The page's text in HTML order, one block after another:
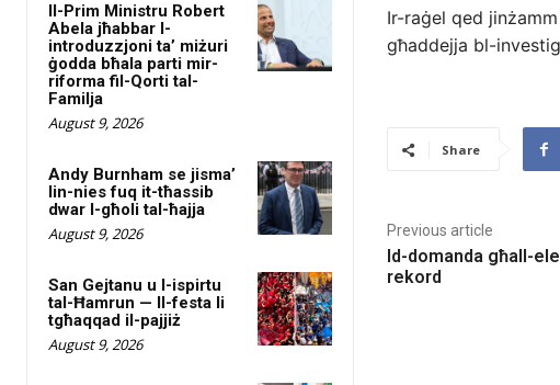
Il-Prim Ministru Robert
Abela jħabbar l-
introduzzjoni ta’ miżuri
ġodda bħala parti mir-
riforma fil-Qorti tal-
Familja
August 9, 2026
Andy Burnham se jisma’
lin-nies fuq it-tħassib
dwar l-għoli tal-ħajja
August 9, 2026
San Gejtanu u l-ispirtu
tal-Ħamrun — Il-festa li
tgħaqqad il-pajjiż
August 9, 2026
Ir-raġel qed
għaddejja bl-
Share
Previous article
Id-domanda għall-
rekord